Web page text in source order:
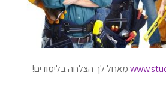
מאחל לך הצלחה בלימודים!